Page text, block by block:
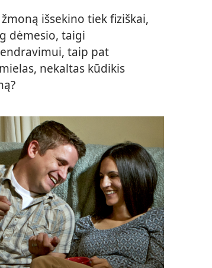
išsekino tiek fiziškai,
dėmesio, taigi
taip pat
nekaltas kūdikis